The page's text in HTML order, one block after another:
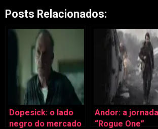
Posts Relacionados:
Dopesick: o lado
negro do mercado
Andor: a
“Rogue One”